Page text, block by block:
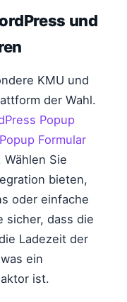
und
KMU und
der Wahl.
Popup
Formular
Sie
bieten,
oder einfache
sicher, dass die
Ladezeit der
ein
ist.